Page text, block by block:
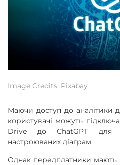
Image Credits: Pixabay
Маючи доступ до аналітики
користувачі можуть
Drive до ChatGPT для
настроюваних діаграм.
Однак передплатники